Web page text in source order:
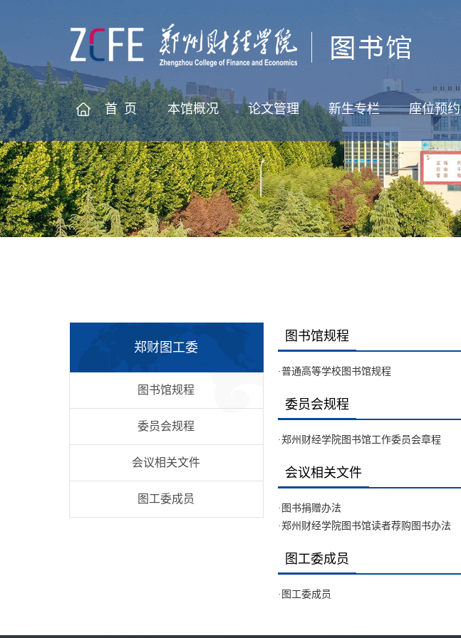
首 页 本馆概况 论文管理 新生专栏 座位预约
郑财图工委
图书馆规程
委员会规程
会议相关文件
图工委成员
图书馆规程
·普通高等学校图书馆规程
委员会规程
·郑州财经学院图书馆工作委员会章程
会议相关文件
· 图书捐赠办法
·郑州财经学院图书馆读者荐购图书办法
图工委成员
· 图工委成员